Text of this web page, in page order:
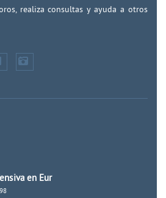
realiza consultas y ayuda a otros
en Eur